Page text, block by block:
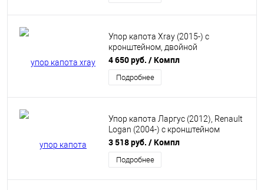
Упор капота Xray (2015-) с
кронштейном, двойной
ТехноМастер 8231.1000.04
4 650 руб. / Компл
Подробнее
Упор капота Ларгус (2012), Renault
Logan (2004-) с кронштейном
ТехноМастер 8231.6500.04
3 518 руб. / Компл
Подробнее